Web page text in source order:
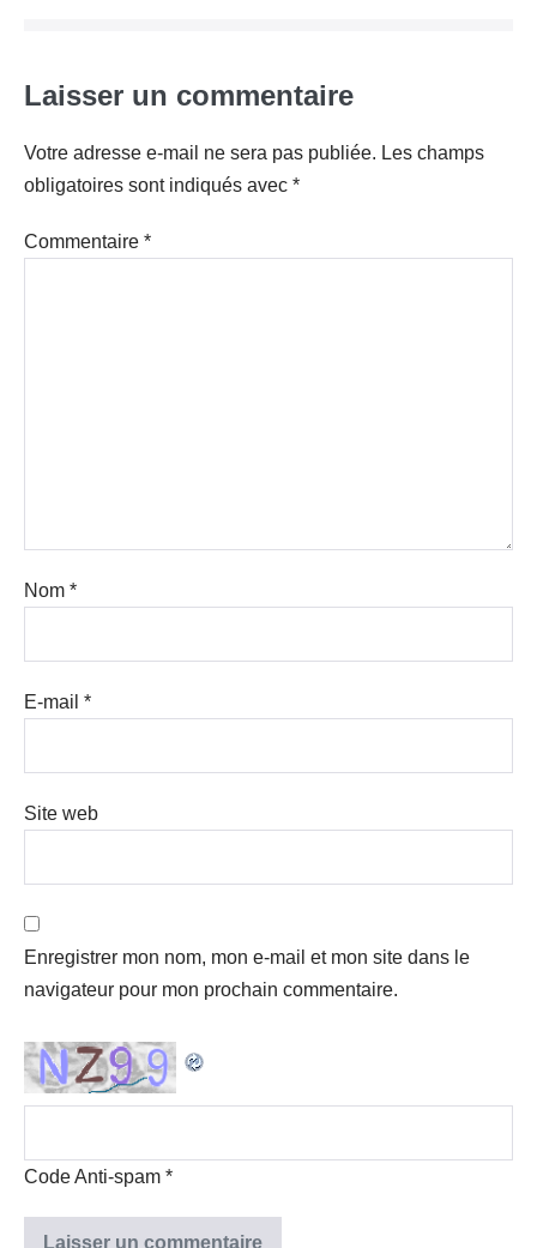
Laisser un commentaire
Votre adresse e-mail ne sera pas publiée. Les champs
obligatoires sont indiqués avec *
Commentaire *
Nom *
E-mail *
Site web
Enregistrer mon nom, mon e-mail et mon site dans le
navigateur pour mon prochain commentaire.
Code Anti-spam *